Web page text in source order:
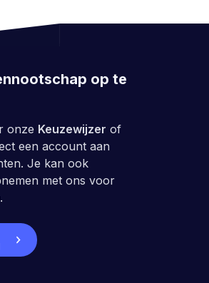
op te
onze Keuzewijzer of
een account aan
Je kan ook
met ons voor